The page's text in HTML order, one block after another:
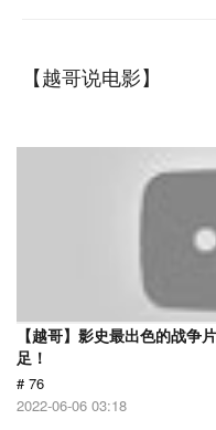
【越哥说电影】
【越哥】影史最出色的战争
足！
# 76
2022-06-06 03:18